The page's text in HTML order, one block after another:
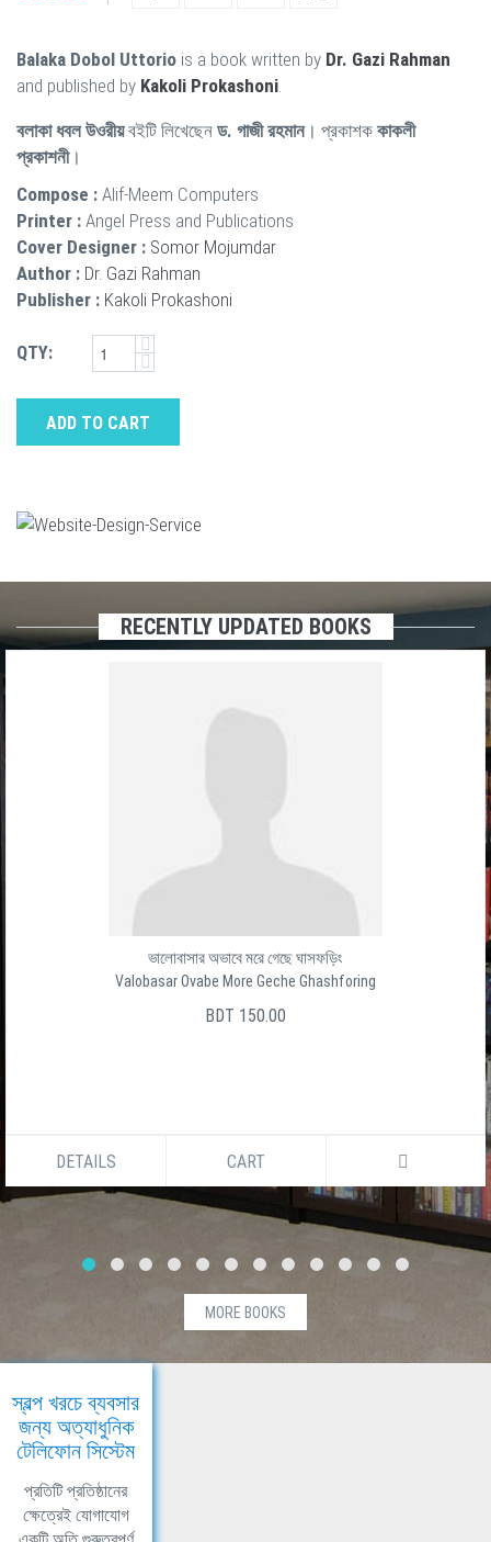
Balaka Dobol Uttorio is a book written by Dr. Gazi Rahman
and published by Kakoli Prokashoni
বলাকা ধবল উওরীয়বইটি লিখেছেন ড. গাজী রহমান। প্রকাশক কাকলী
প্রকাশনী।
Compose : Alif-Meem Computers
Printer : Angel Press and Publications
Cover Designer : Somor Mojumdar
Author : Dr. Gazi Rahman
Publisher : Kakoli Prokashoni
QTY:
ADD TO CART
RECENTLY UPDATED BOOKS
ভালোবাসার অভাবে মরে গেছে ঘাসফড়িং
Valobasar Ovabe More Geche Ghashforing
BDT 150.00
DETAILS CART
MORE BOOKS
স্বল্প খরচে ব্যবসার
জন্য অত্যাধুনিক
টেলিফোন সিস্টেম
প্রতিটি প্রতিষ্ঠানের
ক্ষেত্রেই যোগাযোগ